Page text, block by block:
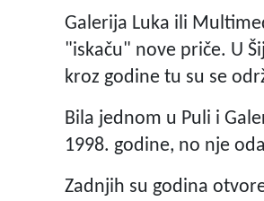
Galerija Luka ili
"iskaču" nove priče. U
kroz godine tu su se
Bila jednom u Puli i
1998. godine, no nje
Zadnjih su godina